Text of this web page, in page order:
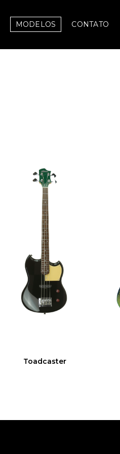
MODELOS CONTATO
Toadcaster